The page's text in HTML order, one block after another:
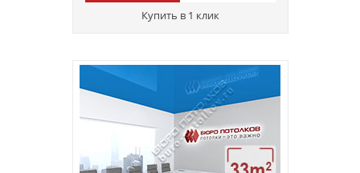
Купить в 1 клик